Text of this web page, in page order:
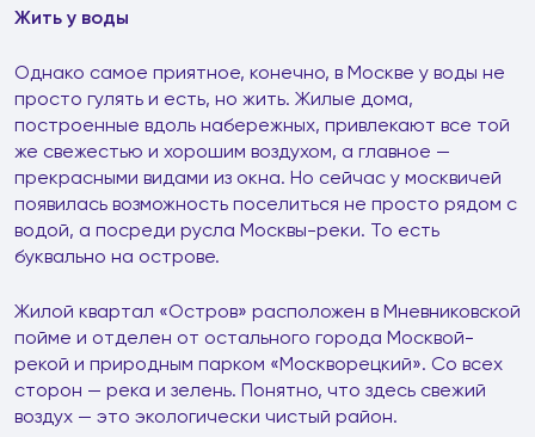
Жить у воды
Однако самое приятное, конечно, в Москве у воды не
просто гулять и есть, но жить. Жилые дома,
построенные вдоль набережных, привлекают все той
же свежестью и хорошим воздухом, а главное —
прекрасными видами из окна. Но сейчас у москвичей
появилась возможность поселиться не просто рядом с
водой, а посреди русла Москвы-реки. То есть
буквально на острове.
Жилой квартал «Остров» расположен в Мневниковской
пойме и отделен от остального города Москвой-
рекой и природным парком «Москворецкий». Со всех
сторон — река и зелень. Понятно, что здесь свежий
воздух — это экологически чистый район.